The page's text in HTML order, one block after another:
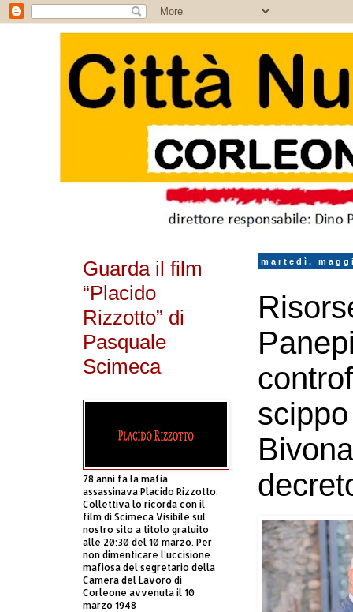
martedì,
Guarda il film
“Placido
Rizzotto” di
Pasquale
Scimeca
78 anni fa la mafia
assassinava Placido Rizzotto.
Collettiva lo ricorda con il
film di Scimeca Visibile sul
nostro sito a titolo gratuito
alle 20:30 del 10 marzo. Per
non dimenticare l’uccisione
mafiosa del segretario della
Camera del Lavoro di
Corleone avvenuta il 10
marzo 1948